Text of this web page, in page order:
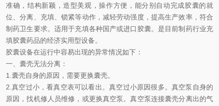
准确，结构新颖，造型美观，操作方便，能分别自动完成胶囊的就
位、分离、充填、锁紧等动作，减轻劳动强度，提高生产效率，符合
制药卫生要求。适用于充填各种国产或进口胶囊。是目前制药行业充
填胶囊药品的经济实用型设备。
胶囊设备在运行中容易出现的异常情况如下：
一、囊壳无法分离：
1.囊壳自身的原因，需要更换囊壳。
2.真空过小，看真空表可以看出。真空过小原因很多。真空泵自身的
原因，找机修人员维修，或更换真空泵。真空泵连接囊壳分离出的气